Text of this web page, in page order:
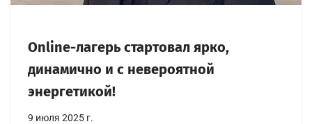
Online-лагерь стартовал ярко,
динамично и с невероятной
энергетикой!
9 июля 2025 г.